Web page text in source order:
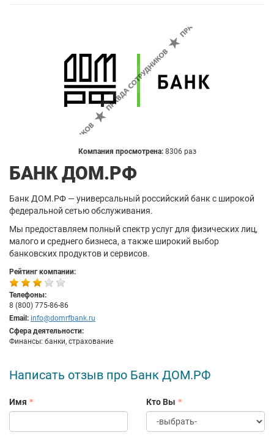
Компания просмотрена: 8306 раз
БАНК ДОМ.РФ
Банк ДОМ.РФ — универсальный российский банк с широкой
федеральной сетью обслуживания.
Мы предоставляем полный спектр услуг для физических лиц,
малого и среднего бизнеса, а также широкий выбор
банковских продуктов и сервисов.
Рейтинг компании:
Телефоны:
8 (800) 775-86-86
Email: info@domrfbank.ru
Сфера деятельности:
Финансы: банки, страхование
Написать отзыв про Банк ДОМ.РФ
Имя Кто Вы